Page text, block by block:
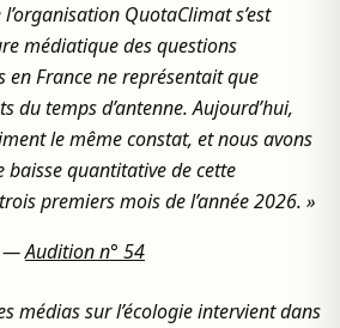
QuotaClimat s’est
médiatique des questions
en France ne représentait que
du temps d’antenne. Aujourd’hui,
le même constat, et nous avons
baisse quantitative de cette
premiers mois de l’année 2026. »
Audition n° 54
médias sur l’écologie intervient dans